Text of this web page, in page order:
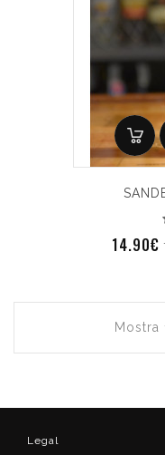
14.90€
Mostra
Legal